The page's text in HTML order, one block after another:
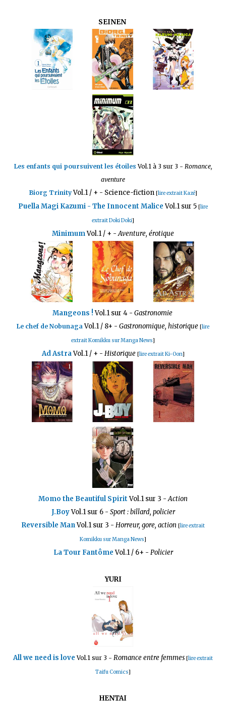
SEINEN
Les enfants qui poursuivent les étoiles Vol.1 à 3 sur 3 - Romance,
aventure
Biorg Trinity Vol.1 / + - Science-fiction [lire extrait Kazé]
Puella Magi Kazumi - The Innocent MaliceVol.1 sur 5 [lire
extrait Doki Doki]
MinimumVol.1 / + -Aventure, érotique
Mangeons !Vol.1 sur 4 - Gastronomie
Le chef de NobunagaVol.1 / 8+ - Gastronomique, historique [lire
extrait Komikku sur Manga News]
Ad AstraVol.1 / + - Historique [lire extrait Ki-Oon]
Momo the Beautiful Spirit Vol.1 sur 3 -Action
J.BoyVol.1 sur 6 - Sport : billard, policier
Reversible ManVol.1 sur 3 - Horreur, gore, action [lire extrait
Komikku sur Manga News]
La Tour Fantôme Vol.1 / 6+ - Policier
YURI
All we need is love Vol.1 sur 3 - Romance entre femmes [lire extrait
Taifu Comics]
HENTAI